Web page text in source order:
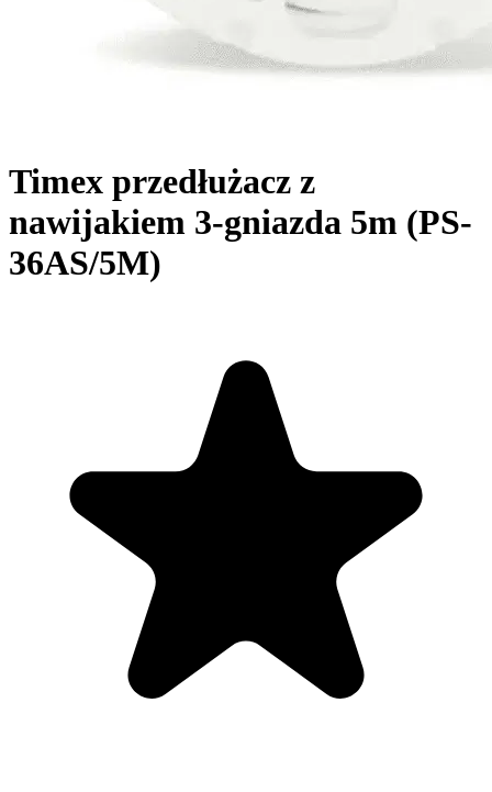
Timex przedłużacz z
nawijakiem 3-gniazda 5m (PS-
36AS/5M)